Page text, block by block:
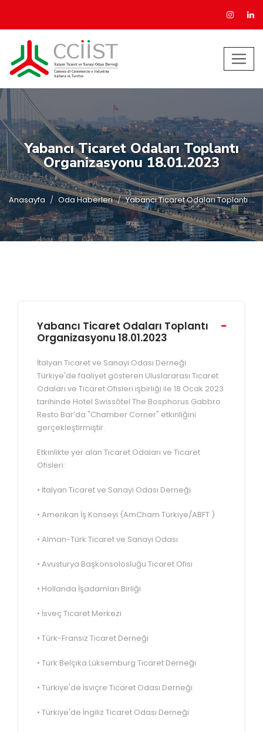
Yabancı Ticaret Odaları Toplantı
Organizasyonu 18.01.2023
Anasayfa Oda Haberleri Yabancı Ticaret Odaları Toplantı ...
Yabancı Ticaret Odaları Toplantı
Organizasyonu 18.01.2023
İtalyan Ticaret ve Sanayi Odası Derneği
Türkiye'de faaliyet gösteren Uluslararası Ticaret
Odaları ve Ticaret Ofisleri işbirliği ile 18 Ocak 2023
tarihinde Hotel Swissôtel The Bosphorus Gabbro
Resto Bar’da "Chamber Corner" etkinliğini
gerçekleştirmiştir.
Etkinlikte yer alan Ticaret Odaları ve Ticaret
Ofisleri:
• İtalyan Ticaret ve Sanayi Odası Derneği
• Amerikan İş Konseyi (AmCham Türkiye/ABFT )
• Alman-Türk Ticaret ve Sanayi Odası
• Avusturya Başkonsolosluğu Ticaret Ofisi
• Hollanda İşadamları Birliği
• İsveç Ticaret Merkezi
• Türk-Fransız Ticaret Derneği
• Türk Belçika Lüksemburg Ticaret Derneği
• Türkiye'de İsviçre Ticaret Odası Derneği
• Türkiye'de İngiliz Ticaret Odası Derneği